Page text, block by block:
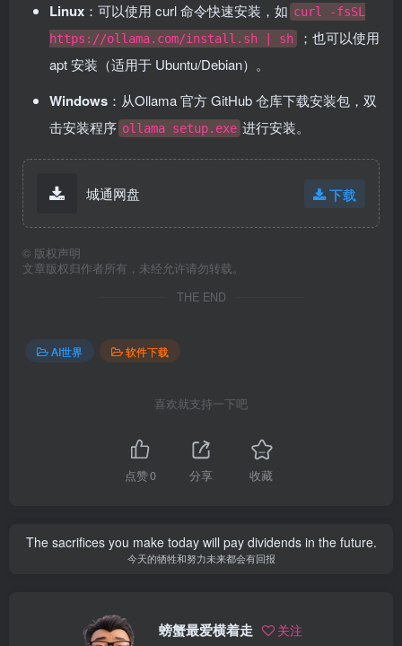
Linux ：可以使用 curl 命令快速安装，如 curl -fsSL
https://ollama.com/install.sh | sh
；也可以使用
apt 安装（适用于 Ubuntu/Debian）。
Windows ：从Ollama 官方 GitHub 仓库下载安装包，双
击安装程序 ollama setup.exe 进行安装。
城通网盘 下载
© 版权声明
文章版权归作者所有，未经允许请勿转载。
THE END
AI世界 软件下载
喜欢就支持一下吧
点赞0 分享 收藏
The sacrifices you make today will pay dividends in the future.
今天的牺牲和努力未来都会有回报
螃蟹最爱横着走 关注